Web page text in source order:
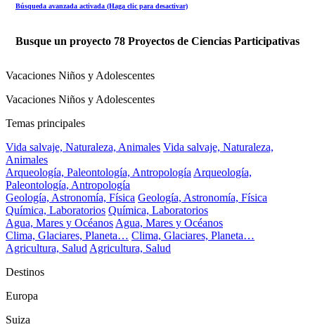
Búsqueda avanzada activada (Haga clic para desactivar)
Busque un proyecto 78 Proyectos de Ciencias Participativas
Vacaciones Niños y Adolescentes
Vacaciones Niños y Adolescentes
Temas principales
Vida salvaje, Naturaleza, Animales Vida salvaje, Naturaleza,
Animales
Arqueología, Paleontología, AntropologíaArqueología,
Paleontología, Antropología
Geología, Astronomía, Física Geología, Astronomía, Física
Química, Laboratorios Química, Laboratorios
Agua, Mares y OcéanosAgua, Mares y Océanos
Clima, Glaciares, Planeta… Clima, Glaciares, Planeta…
Agricultura, SaludAgricultura, Salud
Destinos
Europa
Suiza